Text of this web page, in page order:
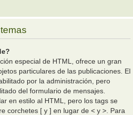
especial de HTML, ofrece un gran
particulares de las publicaciones. El
por la administración, pero
del formulario de mensajes.
en estilo al HTML, pero los tags se
corchetes [ y ] en lugar de < y >. Para